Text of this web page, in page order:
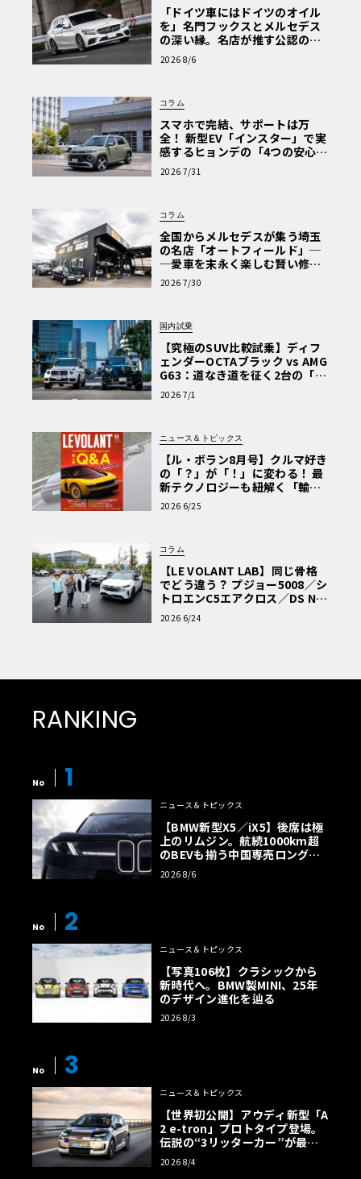
「ドイツ車にはドイツのオイル
を」名門フックスとメルセデス
の深い縁。名店が推す公認の安
心と、Cクラスで味わうシルキー
な走り〈PR〉
2026 8/6
コラム
スマホで完結、サポートは万
全！ 新型EV「インスター」で実
感するヒョンデの「4つの安心」
【第1回・ヒョンデ6つの疑問：
Why? Hyundai?】〈PR〉
2026 7/31
コラム
全国からメルセデスが集う埼玉
の名店「オートフィールド」─
─愛車を末永く楽しむ賢い修理
術と、プロがフックス製オイル
を選ぶ理由〈PR〉
2026 7/30
国内試乗
【究極のSUV比較試乗】ディフ
ェンダーOCTAブラック vs AMG
G63：道なき道を征く2台の「対
極的アプローチ」
2026 7/1
ニュース＆トピックス
【ル・ボラン8月号】クルマ好き
の「？」が「！」に変わる！ 最
新テクノロジーも紐解く「輸入
車Q&A」
2026 6/25
コラム
【LE VOLANT LAB】同じ骨格
でどう違う？ プジョー5008／シ
トロエンC5エアクロス／DS Nº4
読者一気乗りレポート
2026 6/24
RANKING
No 1
ニュース＆トピックス
【BMW新型X5／iX5】後席は極
上のリムジン。航続1000km超
のBEVも揃う中国専売ロング仕
様の全貌
2026 8/6
No 2
ニュース＆トピックス
【写真106枚】クラシックから
新時代へ。BMW製MINI、25年
のデザイン進化を辿る
2026 8/3
No 3
ニュース＆トピックス
【世界初公開】アウディ新型「A
2 e-tron」プロトタイプ登場。
伝説の“3リッターカー”が最高
効率エントリーBEVとして復活
【画像38枚】
2026 8/4